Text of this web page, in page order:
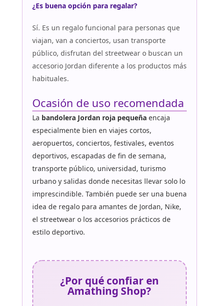
¿Es buena opción para regalar?
Sí. Es un regalo funcional para personas que
viajan, van a conciertos, usan transporte
público, disfrutan del streetwear o buscan un
accesorio Jordan diferente a los productos más
habituales.
Ocasión de uso recomendada
La bandolera Jordan roja pequeñaencaja
especialmente bien en viajes cortos,
aeropuertos, conciertos, festivales, eventos
deportivos, escapadas de fin de semana,
transporte público, universidad, turismo
urbano y salidas donde necesitas llevar solo lo
imprescindible. También puede ser una buena
idea de regalo para amantes de Jordan, Nike,
el streetwear o los accesorios prácticos de
estilo deportivo.
¿Por qué confiar en
Amathing Shop?